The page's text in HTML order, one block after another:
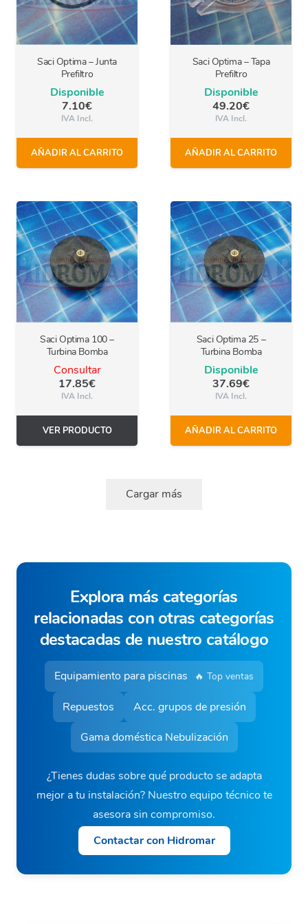
Saci Optima – Junta
Prefiltro
Disponible
7.10€
IVA Incl.
AÑADIR AL CARRITO
Saci Optima – Tapa
Prefiltro
Disponible
49.20€
IVA Incl.
AÑADIR AL CARRITO
Saci Optima 100 –
Turbina Bomba
Consultar
17.85€
IVA Incl.
VER PRODUCTO
Saci Optima 25 –
Turbina Bomba
Disponible
37.69€
IVA Incl.
AÑADIR AL CARRITO
Cargar más
Explora más categorías
relacionadas con otras categorías
destacadas de nuestro catálogo
Equipamiento para piscinas 🔥 Top ventas
Repuestos
Acc. grupos de presión
Gama doméstica Nebulización
¿Tienes dudas sobre qué producto se adapta
mejor a tu instalación? Nuestro equipo técnico te
asesora sin compromiso.
Contactar con Hidromar